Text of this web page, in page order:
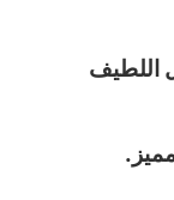
اللطيف